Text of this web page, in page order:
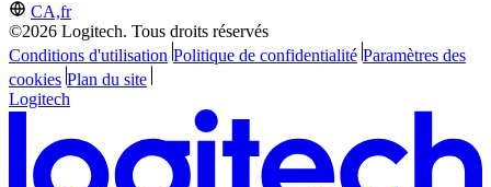
CA,fr
©2026 Logitech. Tous droits réservés
Conditions d'utilisation Politique de confidentialité Paramètres des
cookies Plan du site
Logitech